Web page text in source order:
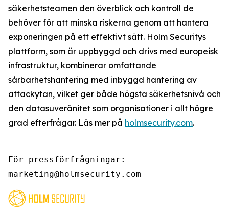
säkerhetsteamen den överblick och kontroll de
behöver för att minska riskerna genom att hantera
exponeringen på ett effektivt sätt. Holm Securitys
plattform, som är uppbyggd och drivs med europeisk
infrastruktur, kombinerar omfattande
sårbarhetshantering med inbyggd hantering av
attackytan, vilket ger både högsta säkerhetsnivå och
den datasuveränitet som organisationer i allt högre
grad efterfrågar. Läs mer på holmsecurity.com.
För pressförfrågningar:
marketing@holmsecurity.com